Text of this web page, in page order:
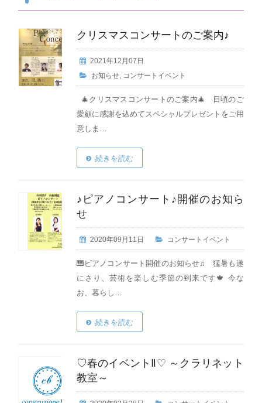
クリスマスコンサートのご案内♪
2021年12月07日
お知らせ, コンサートイベント
🎄クリスマスコンサートのご案内🎄 日頃のご
愛顧に感謝を込めてスペシャルプレゼントをご用
意しま…
続きを読む
♪ピアノコンサート♪開催のお知ら
せ
2020年09月11日 コンサートイベント
🎹ピアノコンサート開催のお知らせ♫ 猛暑も遂
にさり、芸術を楽しむ季節の到来です🍁 今な
お、暮らし…
続きを読む
♡春のイベントⅡ♡ ～クラリネット
教室～